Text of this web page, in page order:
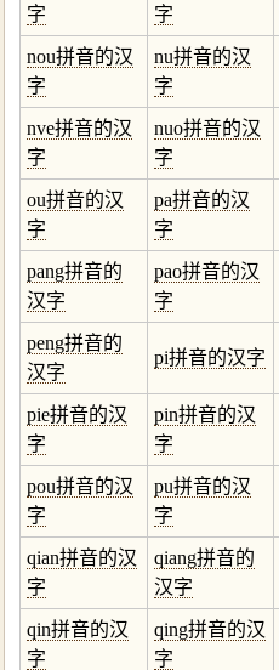
字 字
nou拼音的汉
字
nu拼音的汉
字
nve拼音的汉
字
nuo拼音的汉
字
ou拼音的汉
字
pa拼音的汉
字
pang拼音的
汉字
pao拼音的汉
字
peng拼音的
汉字
pi拼音的汉字
pie拼音的汉
字
pin拼音的汉
字
pou拼音的汉
字
pu拼音的汉
字
qian拼音的汉
字
qiang拼音的
汉字
qin拼音的汉
字
qing拼音的汉
字